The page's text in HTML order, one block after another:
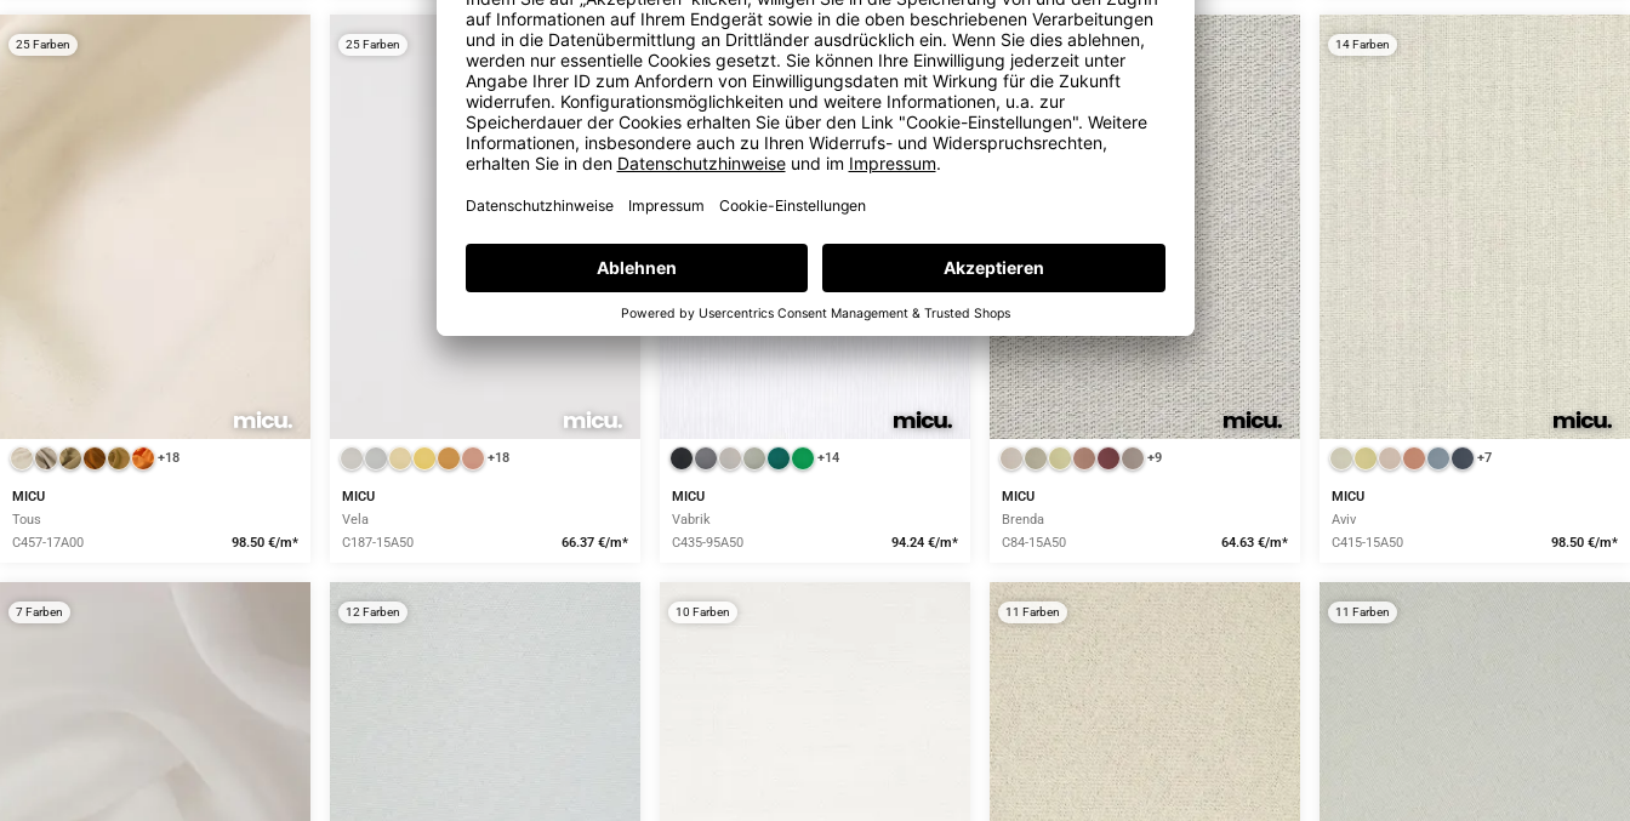
+18
MICU
Tous
C457-17A00
98.50 €/m*
25 Farben
+18
MICU
Vela
C187-15A50
66.37 €/m*
25 Farben
+14
MICU
Vabrik
C435-95A50
94.24 €/m*
21 Farben
+9
MICU
Brenda
C84-15A50
64.63 €/m*
16 Farben
+7
MICU
Aviv
C415-15A50
98.50 €/m*
14 Farben
7 Farben 12 Farben 10 Farben 11 Farben 11 Farben